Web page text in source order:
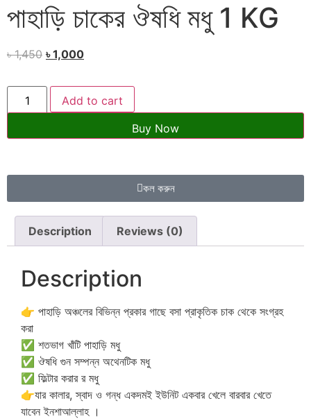
পাহাড়ি চাকের ঔষধি মধু 1 KG
৳1,450 ৳1,000
Add to cart
Buy Now
কল করুন
Description Reviews (0)
Description
👉 পাহাড়ি অঞ্চলের বিভিন্ন প্রকার গাছে বসা প্রাকৃতিক চাক থেকে সংগ্রহ
করা
✅ শতভাগ খাঁটি পাহাড়ি মধু
✅ ঔষধি গুন সম্পন্ন অথেনটিক মধু
✅ ফিল্টার করার র মধু
👉যার কালার, স্বাদ ও গন্ধ একদমই ইউনিট একবার খেলে বারবার খেতে
যাবেন ইনশাআল্লাহ ।